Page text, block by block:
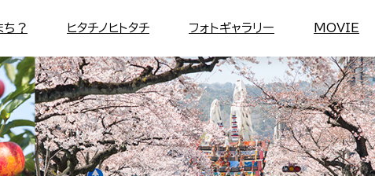
ち？ ヒタチノヒトタチ フォトギャラリー MOVIE